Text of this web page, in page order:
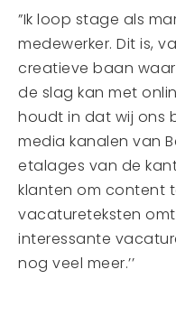
”Ik loop stage als
medewerker. Dit is,
creatieve baan
de slag kan met
houdt in dat wij ons
media kanalen van
etalages van de
klanten om content
vacatureteksten
interessante
nog veel meer.’’